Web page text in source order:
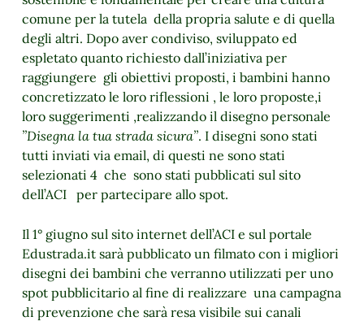
comune per la tutela della propria salute e di quella
degli altri. Dopo aver condiviso, sviluppato ed
espletato quanto richiesto dall’iniziativa per
raggiungere gli obiettivi proposti, i bambini hanno
concretizzato le loro riflessioni , le loro proposte,i
loro suggerimenti ,realizzando il disegno personale
’’Disegna la tua strada sicura’’. I disegni sono stati
tutti inviati via email, di questi ne sono stati
selezionati 4 che sono stati pubblicati sul sito
dell’ACI per partecipare allo spot.
Il 1° giugno sul sito internet dell’ACI e sul portale
Edustrada.it sarà pubblicato un filmato con i migliori
disegni dei bambini che verranno utilizzati per uno
spot pubblicitario al fine di realizzare una campagna
di prevenzione che sarà resa visibile sui canali